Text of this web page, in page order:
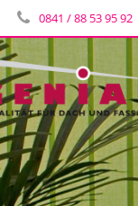
0841 / 88 53 95 92